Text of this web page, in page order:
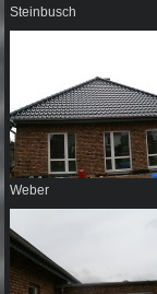
Steinbusch
Weber